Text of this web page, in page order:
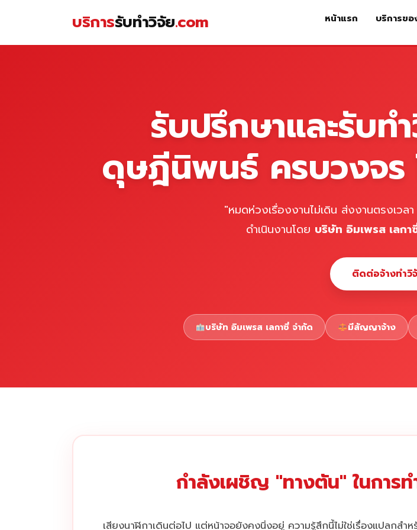
หน้า
บริการรับทำวิจัย.com หน้าแรก บริการขอ
รับปรึกษาและรับ
ดุษฎีนิพนธ์ ครบวงจร
"หมดห่วงเรื่องงานไม่เดิน ส่งงานตรงเว
ดำเนินงานโดย บริษัท อิมเพรส เลกา
ติดต่อจ้างทำวิ
บริษัท อิมเพรส เลกาซี่ จำกัด มีสัญญาจ้าง
กำลังเผชิญ "ทางตัน" ในการ
เสียงนาฬิกาเดินต่อไป แต่หน้าจอยังคงนิ่งอยู่ ความรู้สึกนี้ไม่ใช่เรื่องแปลกส